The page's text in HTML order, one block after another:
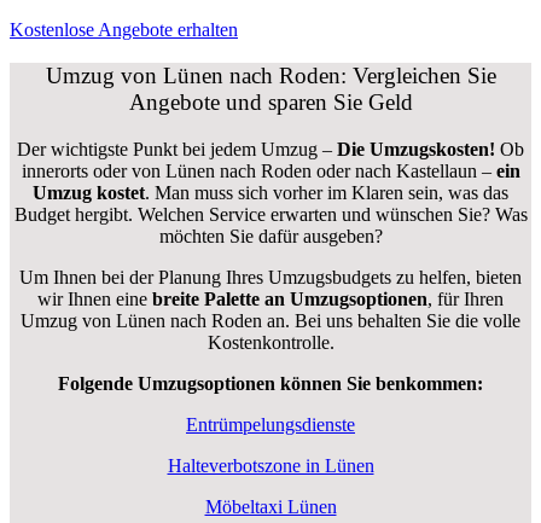
Kostenlose Angebote erhalten
Umzug von Lünen nach Roden: Vergleichen Sie
Angebote und sparen Sie Geld
Der wichtigste Punkt bei jedem Umzug – Die Umzugskosten! Ob
innerorts oder von Lünen nach Roden oder nach Kastellaun – ein
Umzug kostet. Man muss sich vorher im Klaren sein, was das
Budget hergibt. Welchen Service erwarten und wünschen Sie? Was
möchten Sie dafür ausgeben?
Um Ihnen bei der Planung Ihres Umzugsbudgets zu helfen, bieten
wir Ihnen eine breite Palette an Umzugsoptionen, für Ihren
Umzug von Lünen nach Roden an. Bei uns behalten Sie die volle
Kostenkontrolle.
Folgende Umzugsoptionen können Sie benkommen:
Entrümpelungsdienste
Halteverbotszone in Lünen
Möbeltaxi Lünen